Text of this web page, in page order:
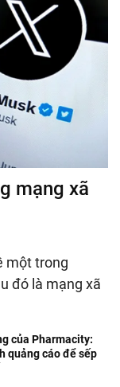
mạng xã
một trong
đó là mạng xã
của Pharmacity:
quảng cáo để sếp